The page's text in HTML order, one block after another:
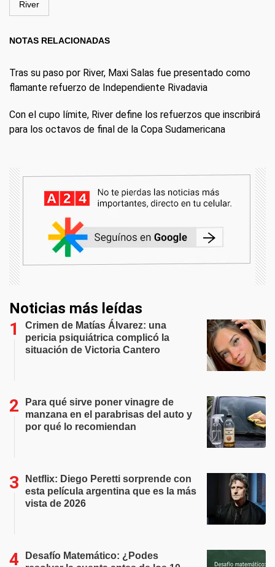
River
NOTAS RELACIONADAS
Tras su paso por River, Maxi Salas fue presentado como
flamante refuerzo de Independiente Rivadavia
Con el cupo límite, River define los refuerzos que inscribirá
para los octavos de final de la Copa Sudamericana
Noticias más leídas
Crimen de Matías Álvarez: una
pericia psiquiátrica complicó la
situación de Victoria Cantero
Para qué sirve poner vinagre de
manzana en el parabrisas del auto y
por qué lo recomiendan
Netflix: Diego Peretti sorprende con
esta película argentina que es la más
vista de 2026
Desafío Matemático: ¿Podes